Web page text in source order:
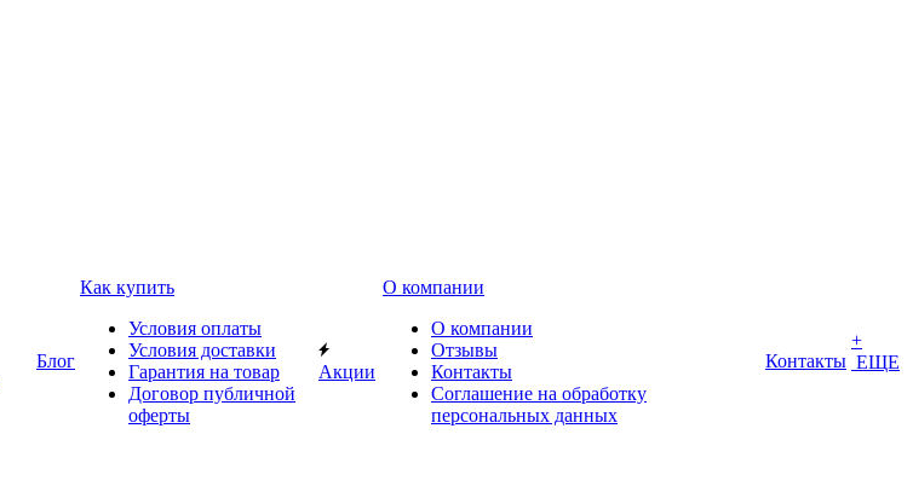
Блог
Как купить
Условия оплаты
Условия доставки
Гарантия на товар
Договор публичной
оферты
Акции
О компании
О компании
Отзывы
Контакты
Соглашение на обработку
персональных данных
Контакты
+
ЕЩЕ